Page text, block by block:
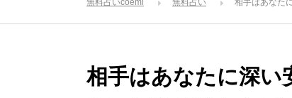
無料占いcoemi 無料占い 相手はあなた
相手はあなたに深い